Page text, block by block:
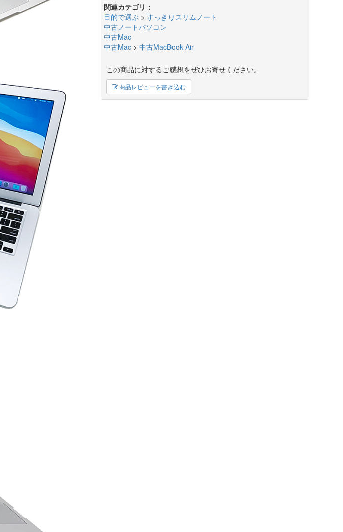
関連カテゴリ：
目的で選ぶ> すっきりスリムノート
中古ノートパソコン
中古Mac
中古Mac> 中古MacBook Air
この商品に対するご感想をぜひお寄せください。
商品レビューを書き込む